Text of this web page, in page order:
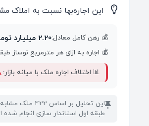
💡 این اجاره‌بها نسبت به املاک
💰 رهن کامل معادل:2.20 میلیارد تومان
💰 اجاره به ازای هر مترمربع نوساز
📊 اختلاف اجاره ملک با میانه بازار:
📌
طبقه اول استاندار سازی انجام